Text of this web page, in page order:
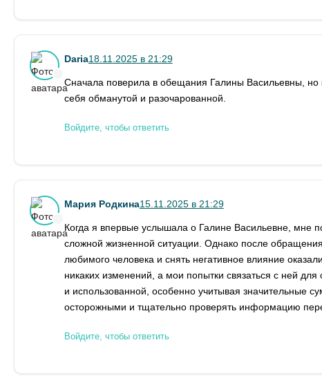
Daria18.11.2025 в 21:29
Сначала поверила в обещания Галины Васильевны, но
себя обманутой и разочарованной.
Войдите, чтобы ответить
Мария Родкина15.11.2025 в 21:29
Когда я впервые услышала о Галине Васильевне, мне
сложной жизненной ситуации. Однако после
любимого человека и снять негативное влияние
никаких изменений, а мои попытки связаться с ней
и использованной, особенно учитывая значительные
осторожными и тщательно проверять информацию
Войдите, чтобы ответить